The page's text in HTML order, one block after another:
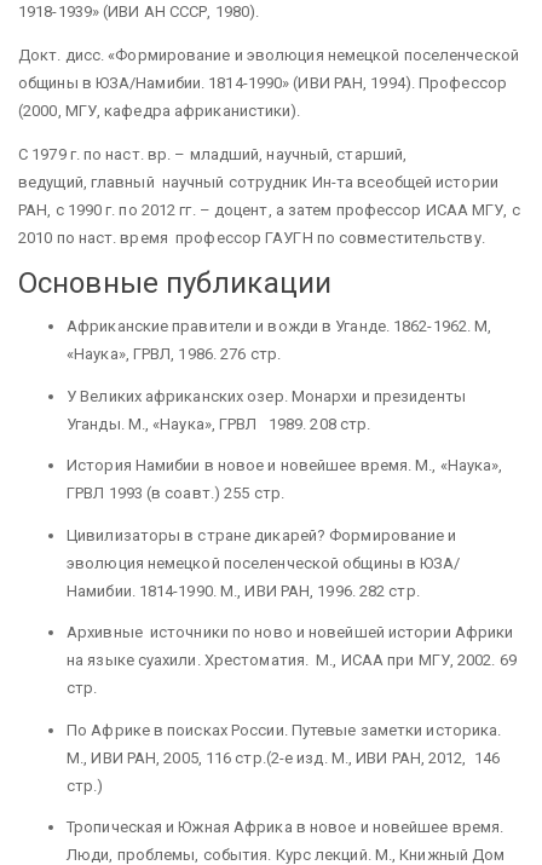
1918-1939» (ИВИ АН СССР, 1980).
Докт дисс «Формирование и эволюция немецкой поселенческой
общины в ЮЗА/Намибии. 1814-1990» (ИВИ РАН, 1994). Профессор
(2000, МГУ, кафедра африканистики).
С 1979 г. по наст. вр . – младший, научный, старший,
ведущий, главный научный сотрудник Ин-та всеобщей истории
РАН, с 1990 г. по 2012 гг. – доцент, а затем профессор ИСАА МГУ, с
2010 по наст. время профессор ГАУГН по совместительству.
Основные публикации
Африканские правители и вожди в Уганде. 1862-1962. М,
«Наука», ГРВЛ, 1986. 276 стр.
У Великих африканских озер. Монархи и президенты
Уганды. М., «Наука», ГРВЛ 1989. 208 стр.
История Намибии в новое и новейшее время. М., «Наука»,
ГРВЛ 1993 (в соавт.) 255 стр.
Цивилизаторы в стране дикарей? Формирование и
эволюция немецкой поселенческой общины в ЮЗА/
Намибии. 1814-1990. М., ИВИ РАН, 1996. 282 стр.
Архивные источники по ново и новейшей истории Африки
на языке суахили. Хрестоматия. М., ИСАА при МГУ, 2002. 69
стр.
По Африке в поисках России. Путевые заметки историка.
М., ИВИ РАН, 2005, 116 стр.(2-е изд. М., ИВИ РАН, 2012, 146
стр.)
Тропическая и Южная Африка в новое и новейшее время.
Люди, проблемы, события. Курс лекций. М., Книжный Дом